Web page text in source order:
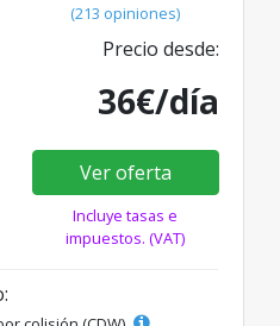
(213 opiniones)
Precio desde:
36€/día
Ver oferta
Incluye tasas e
impuestos. (VAT)